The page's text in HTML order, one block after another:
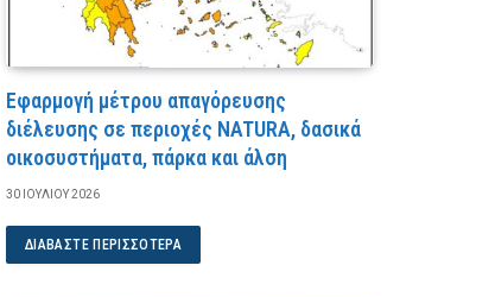
Εφαρμογή μέτρου απαγόρευσης
διέλευσης σε περιοχές NATURA, δασικά
οικοσυστήματα, πάρκα και άλση
30 ΙΟΥΛΊΟΥ 2026
ΔΙΑΒΆΣΤΕ ΠΕΡΙΣΣΌΤΕΡΑ